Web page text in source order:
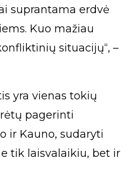
suprantama erdvė
Kuo mažiau
situacijų“, –
yra vienas tokių
pagerinti
ir Kauno, sudaryti
tik laisvalaikiu, bet ir